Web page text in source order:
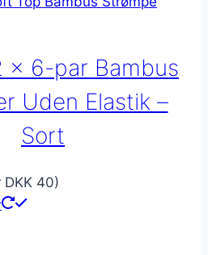
varianter.
vælges
på
varesiden
x 6-par Bambus
Uden Elastik –
Sort
DKK 40)